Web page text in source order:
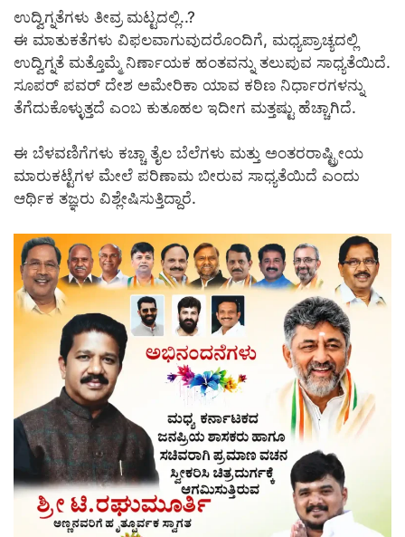
ಉದ್ವಿಗ್ನತೆಗಳು ತೀವ್ರ ಮಟ್ಟದಲ್ಲಿ..?
ಈ ಮಾತುಕತೆಗಳು ವಿಫಲವಾಗುವುದರೊಂದಿಗೆ, ಮಧ್ಯಪ್ರಾಚ್ಯದಲ್ಲಿ
ಉದ್ವಿಗ್ನತೆ ಮತ್ತೊಮ್ಮೆ ನಿರ್ಣಾಯಕ ಹಂತವನ್ನು ತಲುಪುವ ಸಾಧ್ಯತೆಯಿದೆ.
ಸೂಪರ್ ಪವರ್ ದೇಶ ಅಮೇರಿಕಾ ಯಾವ ಕಠಿಣ ನಿರ್ಧಾರಗಳನ್ನು
ತೆಗೆದುಕೊಳ್ಳುತ್ತದೆ ಎಂಬ ಕುತೂಹಲ ಇದೀಗ ಮತ್ತಷ್ಟು ಹೆಚ್ಚಾಗಿದೆ.
ಈ ಬೆಳವಣಿಗೆಗಳು ಕಚ್ಚಾ ತೈಲ ಬೆಲೆಗಳು ಮತ್ತು ಅಂತರರಾಷ್ಟ್ರೀಯ
ಮಾರುಕಟ್ಟೆಗಳ ಮೇಲೆ ಪರಿಣಾಮ ಬೀರುವ ಸಾಧ್ಯತೆಯಿದೆ ಎಂದು
ಆರ್ಥಿಕ ತಜ್ಞರು ವಿಶ್ಲೇಷಿಸುತ್ತಿದ್ದಾರೆ.